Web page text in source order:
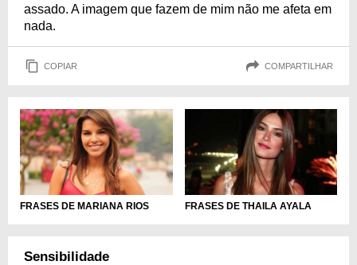
assado. A imagem que fazem de mim não me afeta em
nada.
COPIAR COMPARTILHAR
FRASES DE MARIANA RIOS FRASES DE THAILA AYALA
Sensibilidade